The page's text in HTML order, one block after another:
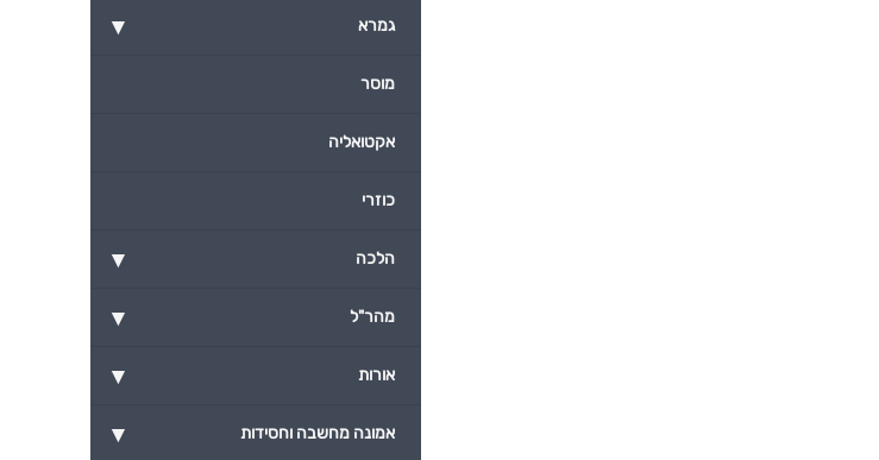
▾ גמרא
מוסר
אקטואליה
כוזרי
▾ הלכה
▾ מהר"ל
▾ אורות
▾ אמונה מחשבה וחסידות